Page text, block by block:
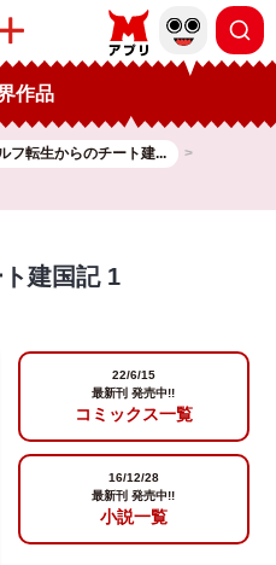
作品
フ転生からのチート建...
建国記 1
22/6/15
最新刊 発売中!!
コミックス一覧
16/12/28
最新刊 発売中!!
小説一覧